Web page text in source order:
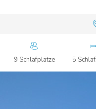
9 Schlafplätze 5